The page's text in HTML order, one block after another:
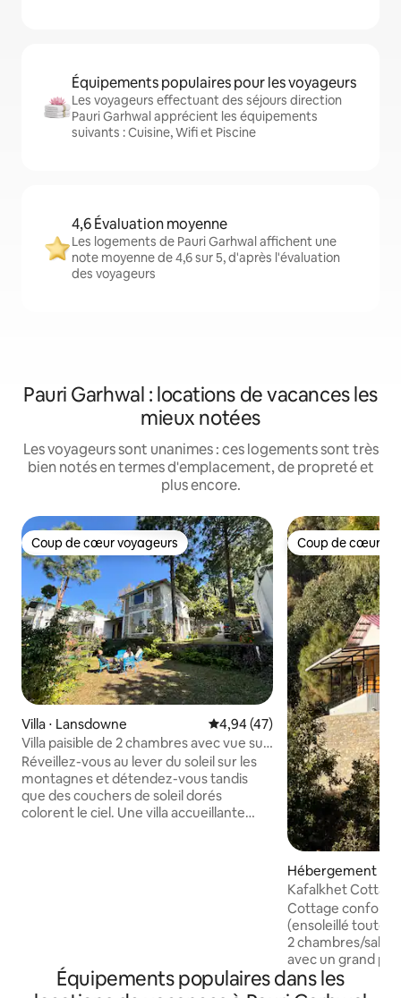
Équipements populaires pour les voyageurs
Les voyageurs effectuant des séjours direction
Pauri Garhwal apprécient les équipements
suivants : Cuisine, Wifi et Piscine
4,6 Évaluation moyenne
Les logements de Pauri Garhwal affichent une
note moyenne de 4,6 sur 5, d'après l'évaluation
des voyageurs
Pauri Garhwal : locations de vacances les
mieux notées
Les voyageurs sont unanimes : ces logements sont très
bien notés en termes d'emplacement, de propreté et
plus encore.
Coup de cœur voyageurs
Coup de cœur voyageurs
Villa ⋅ Lansdowne Évaluation moyenne sur la
4,94 (47)
Villa paisible de 2 chambres avec vue sur
le coucher de soleil à Lansdowne
Réveillez-vous au lever du soleil sur les
montagnes et détendez-vous tandis
que des couchers de soleil dorés
colorent le ciel. Une villa accueillante
créant une ambiance naturelle,
2 chambres et 2 salles de bain. - Espace
Coup de cœur
Coup de cœur
Hébergement ⋅
Kafalkhet
sud - Mathgaon
Cottage
(ensoleillé toute
2 chambres/
avec un grand
vallée de
Gardien dans les
Équipements populaires dans les